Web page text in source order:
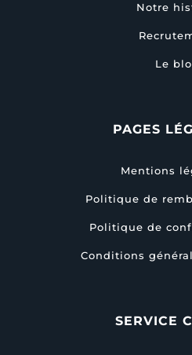
Notre
Le
PAGES
Mentions
Politique de
Politique de
Conditions
SERVICE